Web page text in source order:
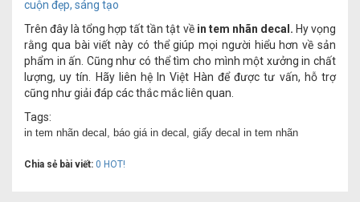
cuộn đẹp, sáng tạo
Trên đây là tổng hợp tất tần tật về in tem nhãn decal. Hy vọng
rằng qua bài viết này có thể giúp mọi người hiểu hơn về sản
phẩm in ấn. Cũng như có thể tìm cho mình một xưởng in chất
lượng, uy tín. Hãy liên hệ In Việt Hàn để được tư vấn, hỗ trợ
cũng như giải đáp các thắc mắc liên quan.
Tags:
in tem nhãn decal, báo giá in decal, giấy decal in tem nhãn
Chia sẻ bài viết: 0 HOT!